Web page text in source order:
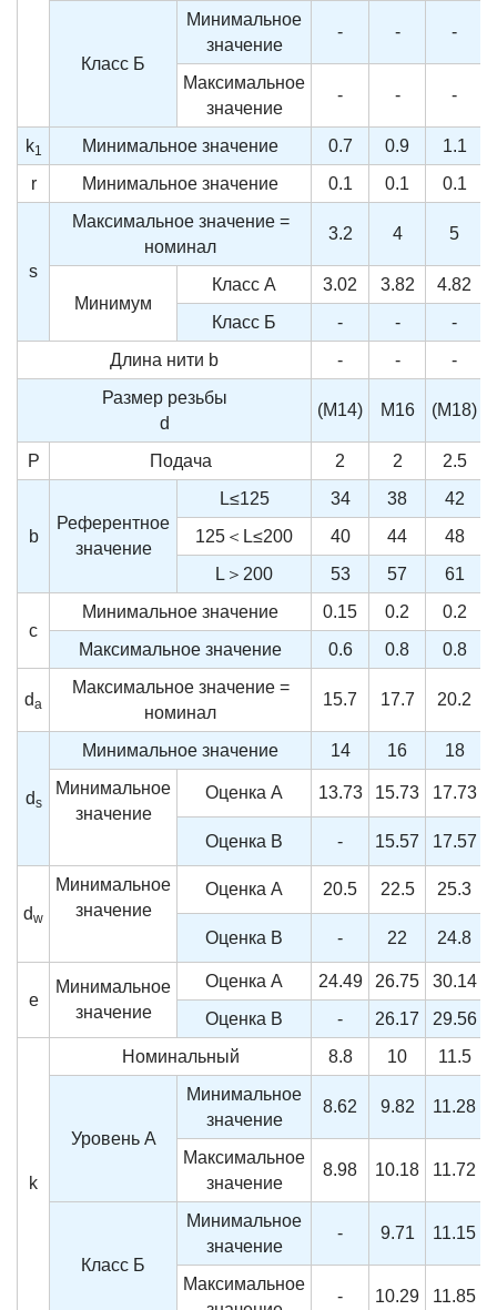
Класс Б
Минимальное
значение
- - -
Максимальное
значение
- - -
k1 Минимальное значение 0.7 0.9
1.1
r
Минимальное значение 0.1 0.1 0.1
s
Максимальное значение =
номинал
3.2 4 5
Минимум
Класс А 3.02 3.82 4.82
Класс Б
- -
-
Длина нити b - -
-
Размер резьбы
d
(M14) M16 (M18)
P Подача 2 2 2.5
b
Референтное
значение
L≤125 34 38
42
125＜L≤200
40 44
48
L＞200
53 57 61
c
Минимальное значение 0.15 0.2
0.2
Максимальное значение
0.6 0.8 0.8
da
Максимальное значение =
номинал
15.7 17.7 20.2
ds
Минимальное значение 14 16
18
Минимальное
значение
Оценка A 13.73 15.73 17.73
Оценка B - 15.57 17.57
dw
Минимальное
значение
Оценка A 20.5 22.5 25.3
Оценка B - 22 24.8
e
Минимальное
значение
Оценка A 24.49 26.75 30.14
Оценка B
- 26.17 29.56
k
Номинальный 8.8 10 11.5
Уровень А
Минимальное
значение
8.62 9.82 11.28
Максимальное
значение
8.98 10.18 11.72
Класс Б
Минимальное
значение
- 9.71 11.15
Максимальное
- 10.29 11.85